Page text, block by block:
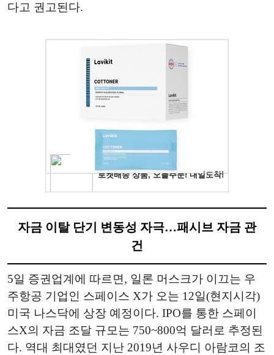
다고 권고된다.
자금 이탈 단기 변동성 자극…패시브 자금 관
건
5일 증권업계에 따르면, 일론 머스크가 이끄는 우
주항공 기업인 스페이스 X가 오는 12일(현지시각)
미국 나스닥에 상장 예정이다. IPO를 통한 스페이
스X의 자금 조달 규모는 750~800억 달러로 추정된
다. 역대 최대였던 지난 2019년 사우디 아람코의 조